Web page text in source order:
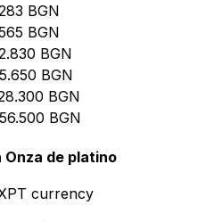
BGN
BGN
BGN
BGN
BGN
BGN
de platino
currency